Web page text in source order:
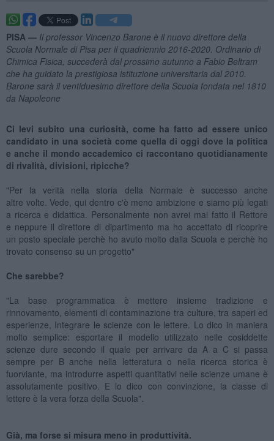
PISA — Il professor Vincenzo Barone è il nuovo direttore della
Scuola Normale di Pisa per il quadriennio 2016-2020. Ordinario di
Chimica Fisica, succederà dal prossimo autunno a Fabio Beltram
che ha guidato la prestigiosa istituzione universitaria dal 2010.
Barone sarà il ventiduesimo direttore della Scuola fondata nel 1810
da Napoleone
Ci levi subito una curiosità, come ha fatto ad essere unico
candidato in una società come quella di oggi dove la politica
e anche il mondo accademico ci raccontano quotidianamente
di rivalità, divisioni, ripicche?
"Per la verità nella storia della Normale è successo anche
altre volte. Vede, qui dentro c'è meno ambizione e siamo più legati
a ricerca e didattica. Personalmente non avrei mai fatto il Rettore
e neppure il direttore di dipartimento ma ho accettato di ricoprire
un posto speciale perchè ho avuto molto dalla Scuola e perchè ho
trovato consenso su un progetto"
Che sarebbe?
"La base programmatica è mettere insieme tradizione e
rinnovamento, elementi di contaminazione tra culture, tra saperi ed
esperienze, Integrare le scienze con le lettere. Lo dico in maniera
molto semplice: esportare il modello utilizzato nelle cosiddette
scienze dure secondo il quale per arrivare da A a C si passa
sempre per B anche nella letteratura o nella ricerca storica è
fuorviante, ma introdurre aspetti quantitativi nelle scienze umane è
assolutamente positivo. E lo dico con convinzione, la classe di
lettere è la vera forza della Scuola".
Già, ma forse si misura meno in produttività.